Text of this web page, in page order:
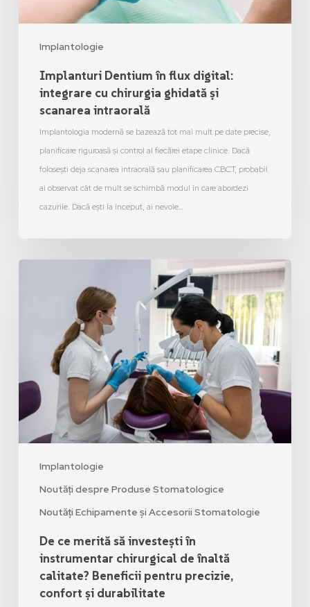
Implantologie
Implanturi Dentium în flux digital:
integrare cu chirurgia ghidată și
scanarea intraorală
Implantologia modernă se bazează tot mai mult pe date precise,
planificare riguroasă și control al fiecărei etape clinice. Dacă
folosești deja scanarea intraorală sau planificarea CBCT, probabil
ai observat cât de mult se schimbă modul în care abordezi
cazurile. Dacă ești la început, ai nevoie…
Implantologie
Noutăți despre Produse Stomatologice
Noutăți Echipamente și Accesorii Stomatologie
De ce merită să investești în
instrumentar chirurgical de înaltă
calitate? Beneficii pentru precizie,
confort și durabilitate